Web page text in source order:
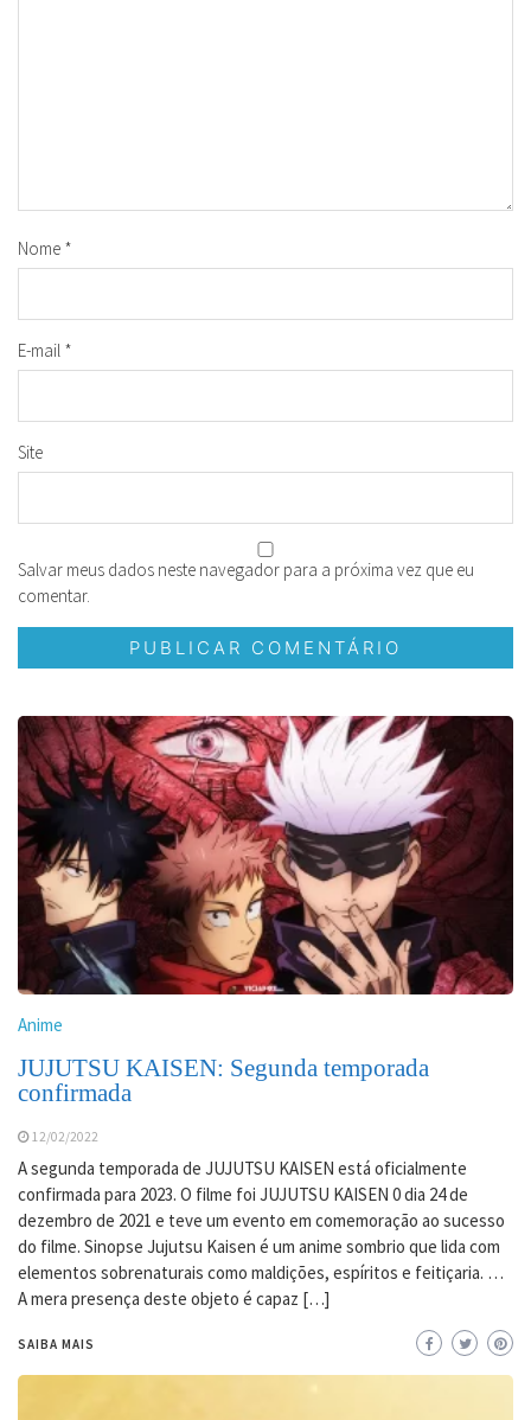
Nome *
E-mail *
Site
Salvar meus dados neste navegador para a próxima vez que eu
comentar.
Anime
JUJUTSU KAISEN: Segunda temporada
confirmada
12/02/2022
A segunda temporada de JUJUTSU KAISEN está oficialmente
confirmada para 2023. O filme foi JUJUTSU KAISEN 0 dia 24 de
dezembro de 2021 e teve um evento em comemoração ao sucesso
do filme. Sinopse Jujutsu Kaisen é um anime sombrio que lida com
elementos sobrenaturais como maldições, espíritos e feitiçaria. …
A mera presença deste objeto é capaz […]
SAIBA MAIS